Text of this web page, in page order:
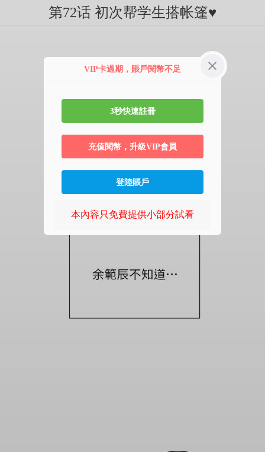
第72话 初次帮学生搭帐篷♥
VIP卡過期，賬戶閱幣不足
3秒快速註冊
充值閱幣，升級VIP會員
登陸賬戶
本內容只免費提供小部分試看